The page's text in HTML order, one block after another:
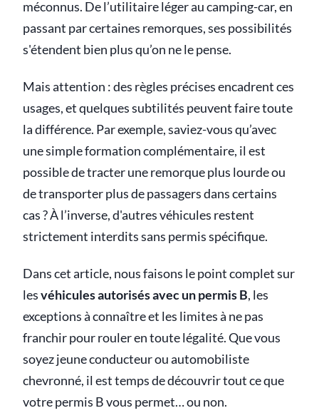
méconnus. De l’utilitaire léger au camping-car, en
passant par certaines remorques, ses possibilités
s'étendent bien plus qu’on ne le pense.
Mais attention : des règles précises encadrent ces
usages, et quelques subtilités peuvent faire toute
la différence. Par exemple, saviez-vous qu’avec
une simple formation complémentaire, il est
possible de tracter une remorque plus lourde ou
de transporter plus de passagers dans certains
cas ? À l’inverse, d'autres véhicules restent
strictement interdits sans permis spécifique.
Dans cet article, nous faisons le point complet sur
lesvéhicules autorisés avec un permis B, les
exceptions à connaître et les limites à ne pas
franchir pour rouler en toute légalité. Que vous
soyez jeune conducteur ou automobiliste
chevronné, il est temps de découvrir tout ce que
votre permis B vous permet… ou non.